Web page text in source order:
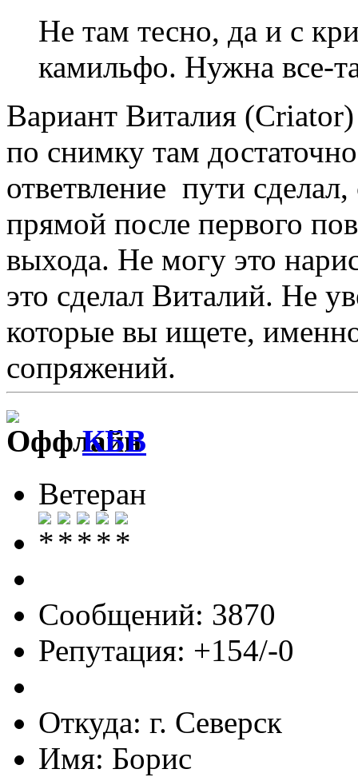
Не там тесно, да и с
камильфо. Нужна все-
Вариант Виталия
по снимку там
ответвление пути
прямой после первого
выхода. Не могу это
это сделал Виталий. Не
которые вы ищете,
сопряжений.
КБВ
Ветеран
Сообщений: 3870
Репутация: +154/-0
Откуда: г. Северск
Имя: Борис